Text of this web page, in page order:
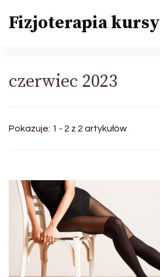
Fizjoterapia kursy
czerwiec 2023
Pokazuje: 1 - 2 z 2 artykułów